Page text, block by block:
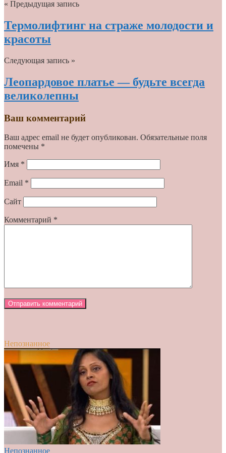
« Предыдущая запись
Термолифтинг на страже молодости и
красоты
Следующая запись »
Леопардовое платье — будьте всегда
великолепны
Ваш комментарий
Ваш адрес email не будет опубликован. Обязательные поля
помечены *
Имя *
Email *
Сайт
Комментарий *
Непознанное
Непознанное